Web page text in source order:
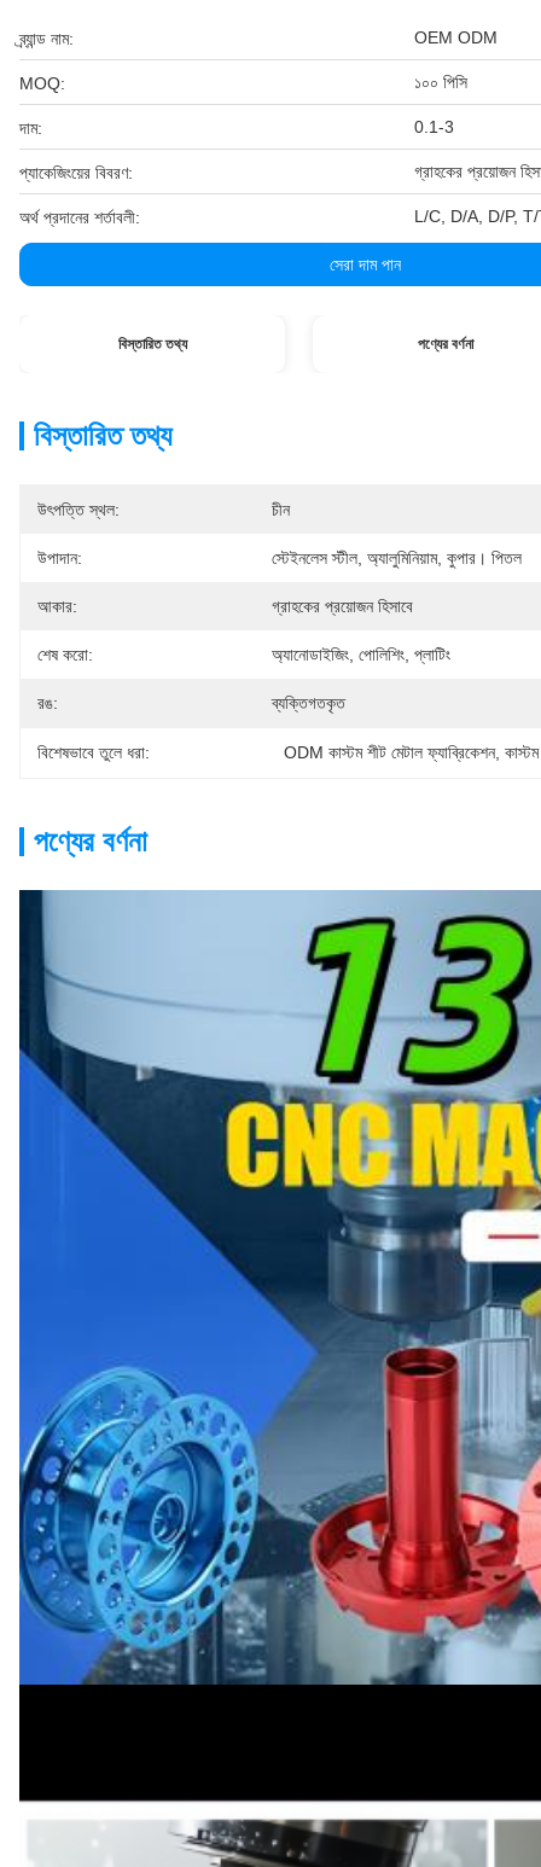
ব্র্যান্ড নাম: OEM ODM
MOQ: ১০০ পিসি
দাম: 0.1-3
প্যাকেজিংয়ের বিবরণ: গ্রাহকের প্রয়োজন
অর্থ প্রদানের শর্তাবলী: L/C, D/A, D/P, T/T,
সেরা দাম পান
বিস্তারিত তথ্য পণ্যের বর্ণনা
বিস্তারিত তথ্য
উৎপত্তি স্থল: চীন
উপাদান: স্টেইনলেস স্টীল, অ্যালুমিনিয়াম, কুপার। পিতল
আকার: গ্রাহকের প্রয়োজন হিসাবে
শেষ করো: অ্যানোডাইজিং, পোলিশিং, প্লাটিং
রঙ: ব্যক্তিগতকৃত
বিশেষভাবে তুলে ধরা: ODM কাস্টম শীট মেটাল ফ্যাব্রিকেশন,
পণ্যের বর্ণনা